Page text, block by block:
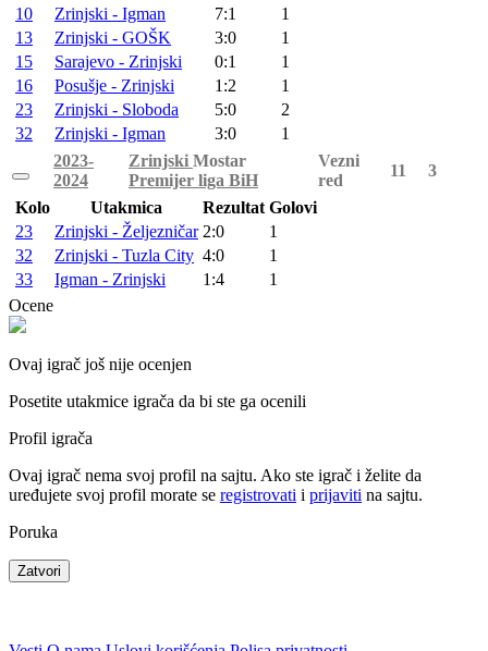
10
Zrinjski - Igman 7:1
1
13
Zrinjski - GOŠK 3:0
1
15
Sarajevo - Zrinjski 0:1
1
16
Posušje - Zrinjski 1:2
1
23
Zrinjski - Sloboda 5:0
2
32
Zrinjski - Igman 3:0
1
2023-
2024
Zrinjski Mostar
Premijer liga BiH
Vezni
red
11
3
Kolo
Utakmica Rezultat Golovi
23
Zrinjski - Željezničar 2:0
1
32
Zrinjski - Tuzla City 4:0
1
33
Igman - Zrinjski 1:4
1
Ocene
Ovaj igrač još nije ocenjen
Posetite utakmice igrača da bi ste ga ocenili
Profil igrača
Ovaj igrač nema svoj profil na sajtu. Ako ste igrač i želite da
uređujete svoj profil morate se registrovati i prijaviti na sajtu.
Poruka
Zatvori